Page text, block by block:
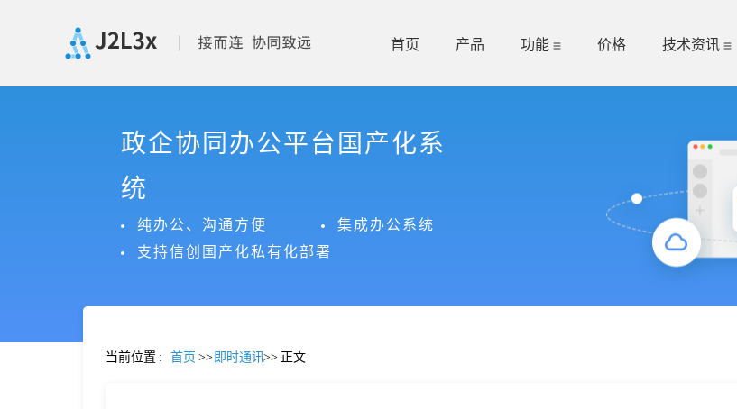
首页 产品 功能 价格 技术资讯
政企协同办公平台国产化系
统
纯办公、沟通方便
集成办公系统
支持信创国产化私有化部署
当前位置 : 首页 >> 即时通讯>> 正文